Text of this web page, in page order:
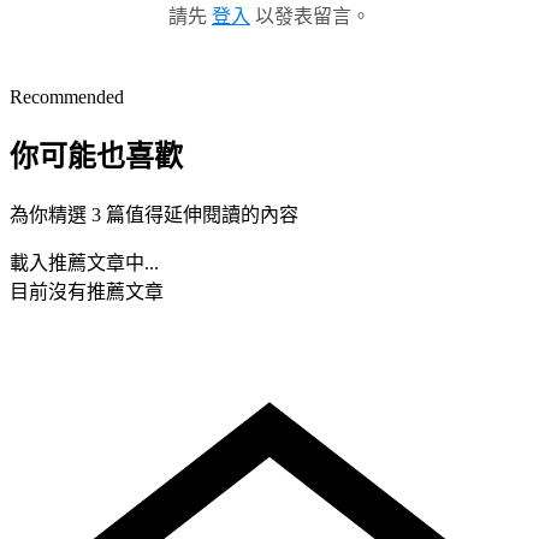
請先 登入 以發表留言。
Recommended
你可能也喜歡
為你精選 3 篇值得延伸閱讀的內容
載入推薦文章中...
目前沒有推薦文章